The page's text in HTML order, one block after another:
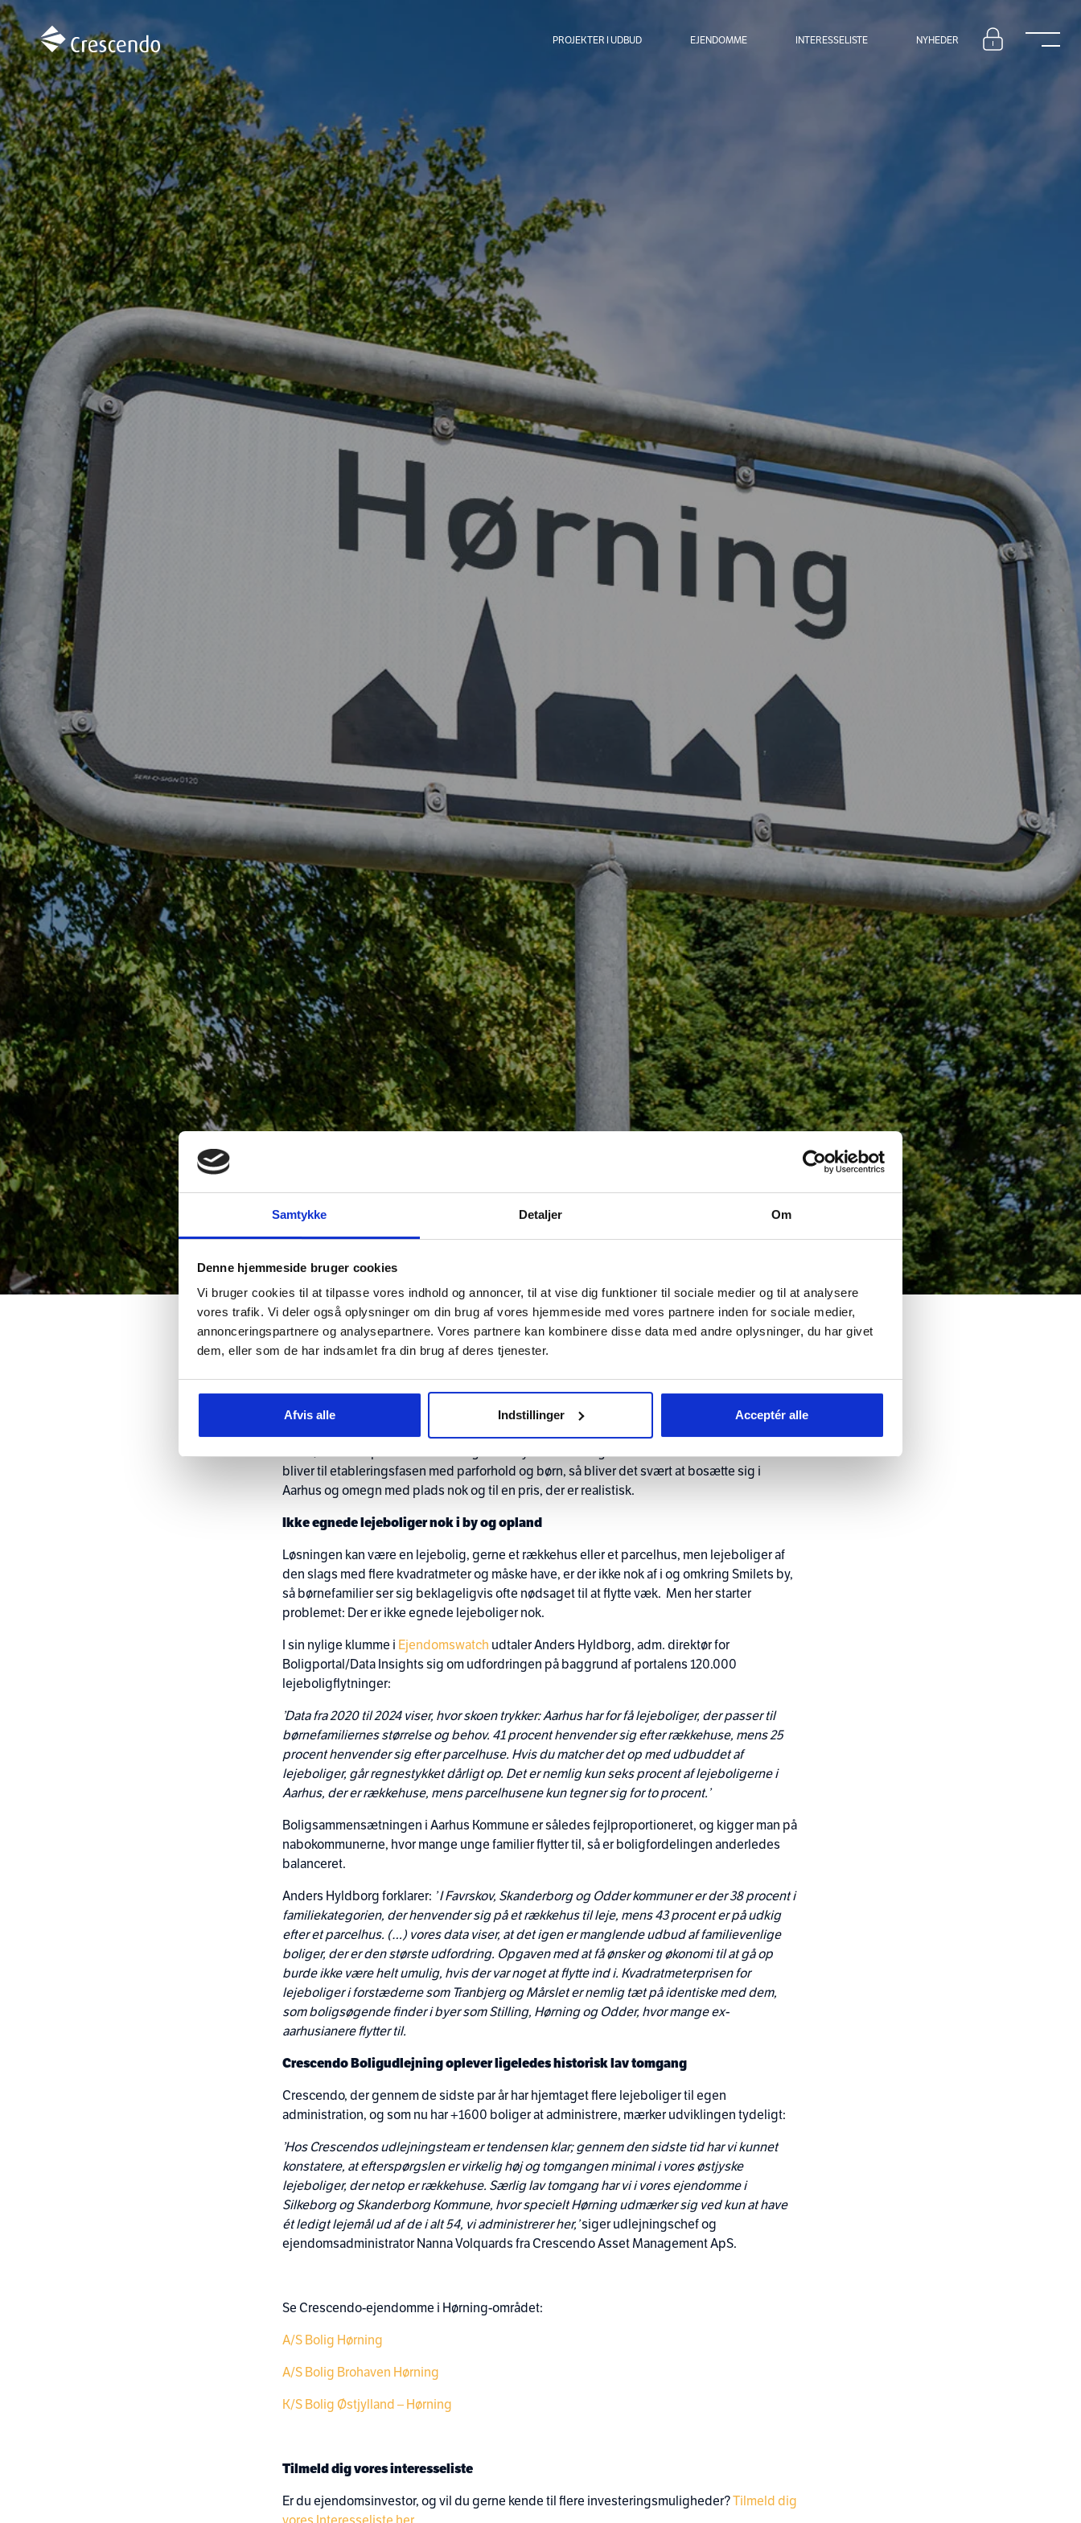
Samtykke Detaljer Om
Denne hjemmeside bruger cookies
Vi bruger cookies til at tilpasse vores indhold og annoncer, til at vise dig funktioner til sociale medier og til at analysere
vores trafik. Vi deler også oplysninger om din brug af vores hjemmeside med vores partnere inden for sociale medier,
annonceringspartnere og analysepartnere. Vores partnere kan kombinere disse data med andre oplysninger, du har givet
dem, eller som de har indsamlet fra din brug af deres tjenester.
Afvis alle Indstillinger Acceptér alle
PROJEKTER I UDBUD EJENDOMME INTERESSELISTE NYHEDER
Ejendomdanmarks nye rapport vidner om historisk lav tomgang for lejeboliger,
særligt i Region Midtjylland – Tomgangen rammer det laveste niveau siden 2014.
Aarhus er som bekendt en dejlig by, der flere gange er kåret af nationale og internationale
bliver til etableringsfasen med parforhold og børn, så bliver det svært at bosætte sig i
Aarhus og omegn med plads nok og til en pris, der er realistisk.
Ikke egnede lejeboliger nok i by og opland
Løsningen kan være en lejebolig, gerne et rækkehus eller et parcelhus, men lejeboliger af
den slags med flere kvadratmeter og måske have, er der ikke nok af i og omkring Smilets by,
så børnefamilier ser sig beklageligvis ofte nødsaget til at flytte væk. Men her starter
problemet: Der er ikke egnede lejeboliger nok.
I sin nylige klumme i Ejendomswatch udtaler Anders Hyldborg, adm. direktør for
Boligportal/Data Insights sig om udfordringen på baggrund af portalens 120.000
lejeboligflytninger:
’Data fra 2020 til 2024 viser, hvor skoen trykker: Aarhus har for få lejeboliger, der passer til
børnefamiliernes størrelse og behov. 41 procent henvender sig efter rækkehuse, mens 25
procent henvender sig efter parcelhuse. Hvis du matcher det op med udbuddet af
lejeboliger, går regnestykket dårligt op. Det er nemlig kun seks procent af lejeboligerne i
Aarhus, der er rækkehuse, mens parcelhusene kun tegner sig for to procent.’
Boligsammensætningen i Aarhus Kommune er således fejlproportioneret, og kigger man på
nabokommunerne, hvor mange unge familier flytter til, så er boligfordelingen anderledes
balanceret.
Anders Hyldborg forklarer: ’ I Favrskov, Skanderborg og Odder kommuner er der 38 procent i
familiekategorien, der henvender sig på et rækkehus til leje, mens 43 procent er på udkig
efter et parcelhus. (…) vores data viser, at det igen er manglende udbud af familievenlige
boliger, der er den største udfordring. Opgaven med at få ønsker og økonomi til at gå op
burde ikke være helt umulig, hvis der var noget at flytte ind i. Kvadratmeterprisen for
lejeboliger i forstæderne som Tranbjerg og Mårslet er nemlig tæt på identiske med dem,
som boligsøgende finder i byer som Stilling, Hørning og Odder, hvor mange ex-
aarhusianere flytter til.
Crescendo Boligudlejning oplever ligeledes historisk lav tomgang
Crescendo, der gennem de sidste par år har hjemtaget flere lejeboliger til egen
administration, og som nu har +1600 boliger at administrere, mærker udviklingen tydeligt:
’Hos Crescendos udlejningsteam er tendensen klar; gennem den sidste tid har vi kunnet
konstatere, at efterspørgslen er virkelig høj og tomgangen minimal i vores østjyske
lejeboliger, der netop er rækkehuse. Særlig lav tomgang har vi i vores ejendomme i
Silkeborg og Skanderborg Kommune, hvor specielt Hørning udmærker sig ved kun at have
ét ledigt lejemål ud af de i alt 54, vi administrerer her,’ siger udlejningschef og
ejendomsadministrator Nanna Volquards fra Crescendo Asset Management ApS.
Se Crescendo-ejendomme i Hørning-området:
A/S Bolig Hørning
A/S Bolig Brohaven Hørning
K/S Bolig Østjylland – Hørning
Tilmeld dig vores interesseliste
Er du ejendomsinvestor, og vil du gerne kende til flere investeringsmuligheder?Tilmeld dig